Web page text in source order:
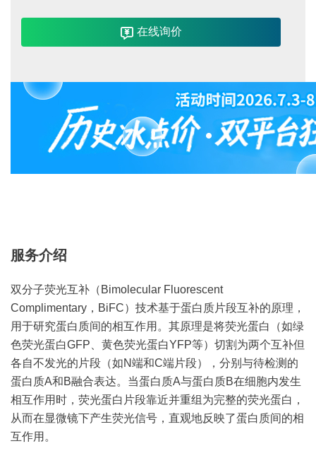
在线询价
服务介绍
双分子荧光互补（Bimolecular Fluorescent
Complimentary，BiFC）技术基于蛋白质片段互补的原理，
用于研究蛋白质间的相互作用。其原理是将荧光蛋白（如绿
色荧光蛋白GFP、黄色荧光蛋白YFP等）切割为两个互补但
各自不发光的片段（如N端和C端片段），分别与待检测的
蛋白质A和B融合表达。当蛋白质A与蛋白质B在细胞内发生
相互作用时，荧光蛋白片段靠近并重组为完整的荧光蛋白，
从而在显微镜下产生荧光信号，直观地反映了蛋白质间的相
互作用。